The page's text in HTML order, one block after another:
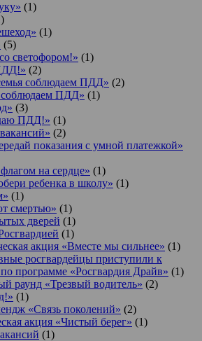
(1)
(1)
(5)
светофором!» (1)
(2)
соблюдаем ПДД» (2)
ПДД» (1)
(3)
ПДД!» (1)
(2)
показания с умной платежкой»
на сердце» (1)
ребенка в школу» (1)
(1)
смертью» (1)
дверей (1)
(1)
акция «Вместе мы сильнее» (1)
росгвардейцы приступили к
программе «Росгвардия Драйв» (1)
раунд «Трезвый водитель» (2)
(1)
«Связь поколений» (2)
акция «Чистый берег» (1)
(1)